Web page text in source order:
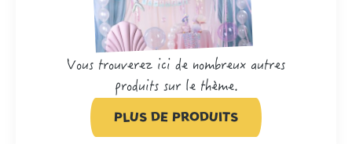
Vous trouverez ici de nombreux autres
produits sur le thème.
PLUS DE PRODUITS